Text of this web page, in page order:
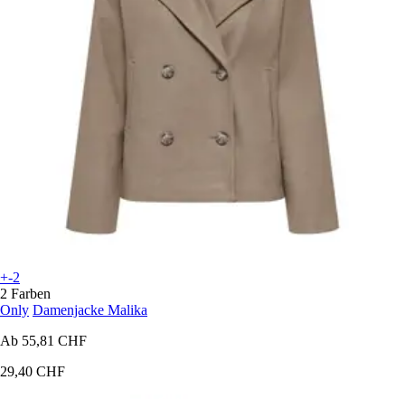
+-2
2 Farben
Only Damenjacke Malika
Ab 55,81 CHF
29,40 CHF